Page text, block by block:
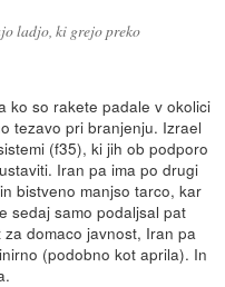
ladjo, ki grejo preko
ko so rakete padale v okolici
tezavo pri branjenju. Izrael
(f35), ki jih ob podporo
Iran pa ima po drugi
bistveno manjso tarco, kar
sedaj samo podaljsal pat
domaco javnost, Iran pa
(podobno kot aprila). In